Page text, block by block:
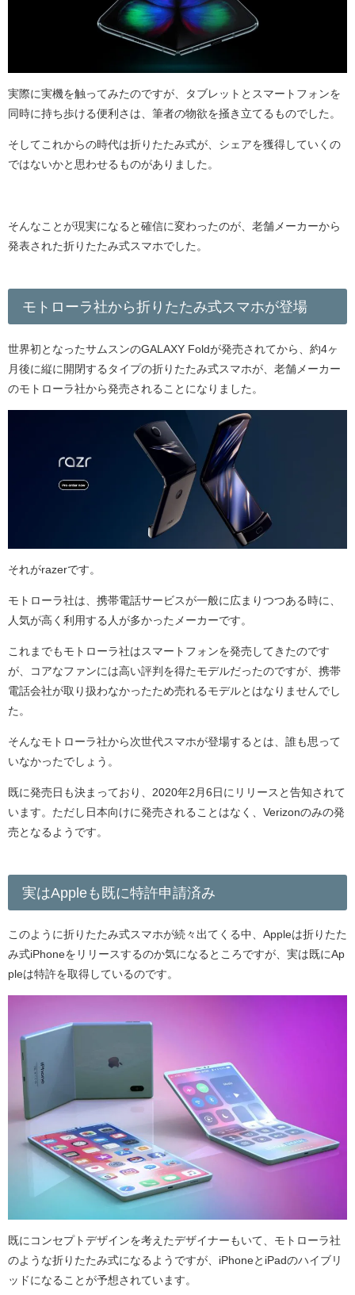
実際に実機を触ってみたのですが、タブレットとスマートフォンを
同時に持ち歩ける便利さは、筆者の物欲を掻き立てるものでした。
そしてこれからの時代は折りたたみ式が、シェアを獲得していくの
ではないかと思わせるものがありました。
そんなことが現実になると確信に変わったのが、老舗メーカーから
発表された折りたたみ式スマホでした。
モトローラ社から折りたたみ式スマホが登場
世界初となったサムスンのGALAXY Foldが発売されてから、約4ヶ
月後に縦に開閉するタイプの折りたたみ式スマホが、老舗メーカー
のモトローラ社から発売されることになりました。
それがrazerです。
モトローラ社は、携帯電話サービスが一般に広まりつつある時に、
人気が高く利用する人が多かったメーカーです。
これまでもモトローラ社はスマートフォンを発売してきたのです
が、コアなファンには高い評判を得たモデルだったのですが、携帯
電話会社が取り扱わなかったため売れるモデルとはなりませんでし
た。
そんなモトローラ社から次世代スマホが登場するとは、誰も思って
いなかったでしょう。
既に発売日も決まっており、2020年2月6日にリリースと告知されて
います。ただし日本向けに発売されることはなく、Verizonのみの発
売となるようです。
実はAppleも既に特許申請済み
このように折りたたみ式スマホが続々出てくる中、Appleは折りたた
み式iPhoneをリリースするのか気になるところですが、実は既にAp
pleは特許を取得しているのです。
既にコンセプトデザインを考えたデザイナーもいて、モトローラ社
のような折りたたみ式になるようですが、iPhoneとiPadのハイブリ
ッドになることが予想されています。